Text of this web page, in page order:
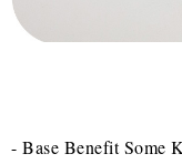
- Base Benefit Some